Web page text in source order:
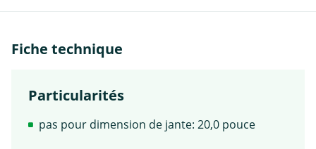
Fiche technique
Particularités
pas pour dimension de jante: 20,0 pouce